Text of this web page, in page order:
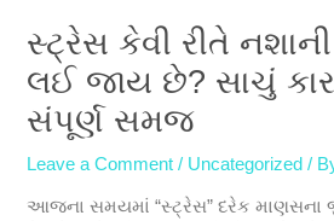
સ્ટ્રેસ કેવી રીતે
લઈ જાય છે? સાચું
સંપૂર્ણ સમજ
Leave a Comment / Uncategorized /
આજના સમયમાં “સ્ટ્રેસ” દરેક માણસના